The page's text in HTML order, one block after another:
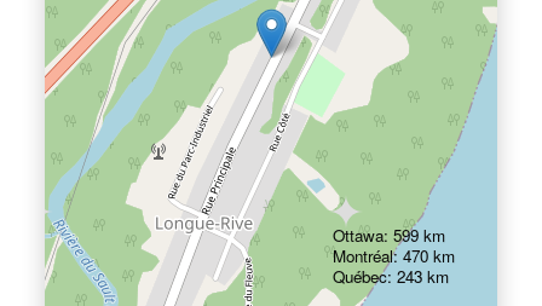
Ottawa: 599 km
Montréal: 470 km
Québec: 243 km